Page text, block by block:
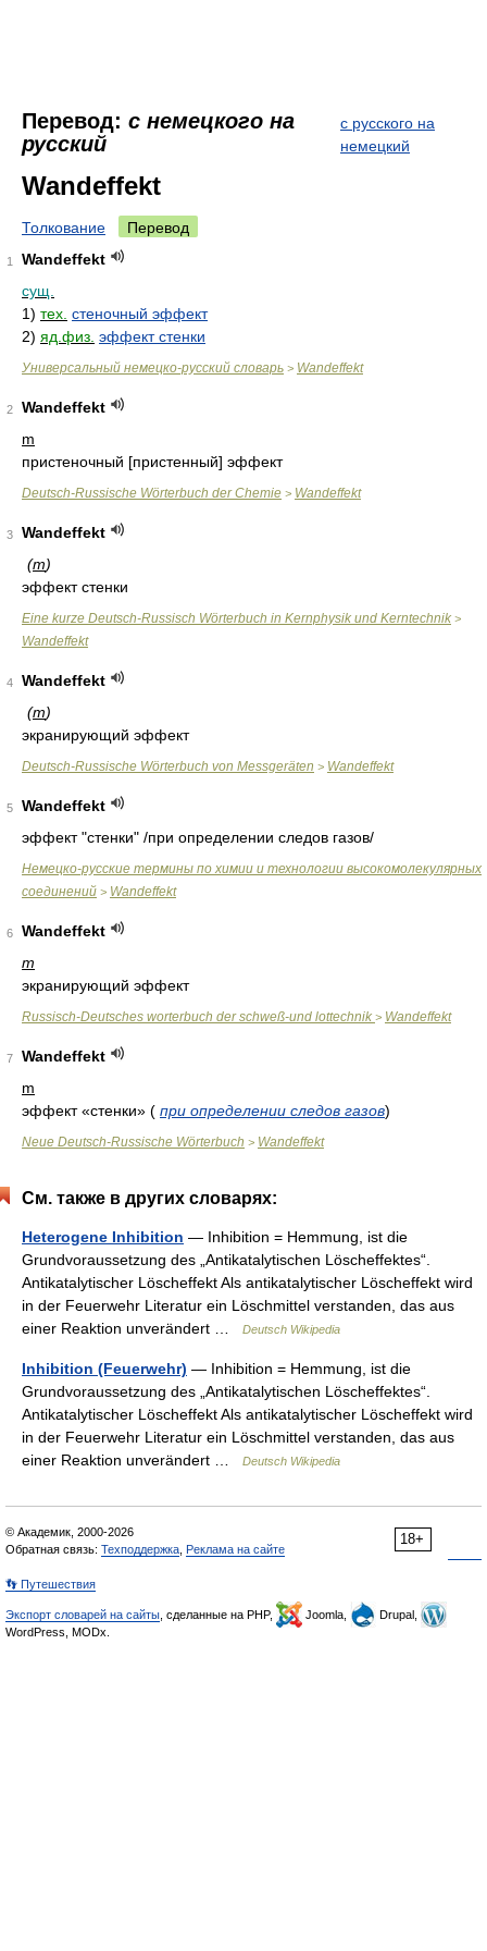
Перевод: с немецкого на
русский
с русского на
немецкий
Wandeffekt
Толкование Перевод
1
Wandeffekt
сущ.
1) тех. стеночный эффект
2) яд.физ. эффект стенки
Универсальный немецко-русский словарь > Wandeffekt
2
Wandeffekt
m
пристеночный [пристенный] эффект
Deutsch-Russische Wörterbuch der Chemie > Wandeffekt
3
Wandeffekt
(m)
эффект стенки
Eine kurze Deutsch-Russisch Wörterbuch in Kernphysik und Kerntechnik >
Wandeffekt
4
Wandeffekt
(m)
экранирующий эффект
Deutsch-Russische Wörterbuch von Messgeräten > Wandeffekt
5
Wandeffekt
эффект "стенки" /при определении следов газов/
Немецко-русские термины по химии и технологии высокомолекулярных
соединений > Wandeffekt
6
Wandeffekt
m
экранирующий эффект
Russisch-Deutsches worterbuch der schweß-und lottechnik > Wandeffekt
7
Wandeffekt
m
эффект «стенки» ( при определении следов газов)
Neue Deutsch-Russische Wörterbuch > Wandeffekt
См. также в других словарях:
Heterogene Inhibition — Inhibition = Hemmung, ist die
Grundvoraussetzung des „Antikatalytischen Löscheffektes“.
Antikatalytischer Löscheffekt Als antikatalytischer Löscheffekt wird
in der Feuerwehr Literatur ein Löschmittel verstanden, das aus
einer Reaktion unverändert …
Deutsch Wikipedia
Inhibition (Feuerwehr) — Inhibition = Hemmung, ist die
Grundvoraussetzung des „Antikatalytischen Löscheffektes“.
Antikatalytischer Löscheffekt Als antikatalytischer Löscheffekt wird
in der Feuerwehr Literatur ein Löschmittel verstanden, das aus
einer Reaktion unverändert …
Deutsch Wikipedia
18+
© Академик, 2000-2026
Обратная связь: Техподдержка Реклама на сайте
👣 Путешествия
Экспорт словарей на сайты , сделанные на PHP, Joomla,
Drupal,
WordPress, MODx.